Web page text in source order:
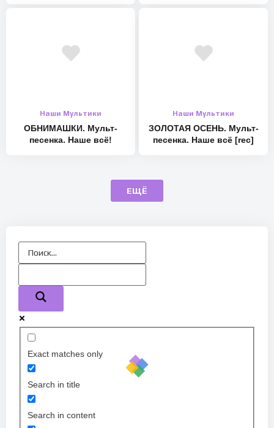
Наши Мультики
ОБНИМАШКИ. Мульт-
песенка. Наше всё!
Наши Мультики
ЗОЛОТАЯ ОСЕНЬ. Мульт-
песенка. Наше всё [rec]
ЕЩЁ
Exact matches only
Search in title
Search in content